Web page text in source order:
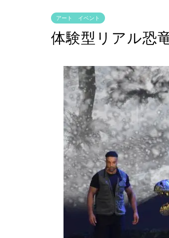
アート イベント
体験型リアル恐